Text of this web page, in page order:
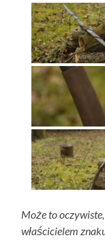
Może to
właścicielem